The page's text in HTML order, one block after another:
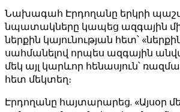
Նախագահ Էրդողանը երկրի
նպատակները կապեց ազգային
ներքին կայունության հետ՝
սահմանելով որպես ազգային
մեկ այլ կարևոր հենասյուն՝
հետ մեկտեղ։
Էրդողանը հայտարարեց. «Այսօր